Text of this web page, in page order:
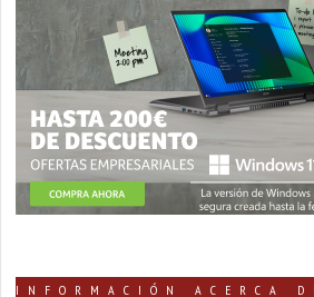
INFORMACIÓN ACERCA